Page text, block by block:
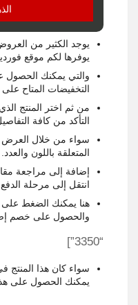
يوجد الكثير من
يوفرها لكم موقع
والتي يمكنك الحصول
التخفيضات المتاح على
من ثم اختر المنتج
التأكد من كافة
سواء من خلال العرض
المتعلقة باللون والعدد.
إضافة إلى مراجعة
انتقل إلى مرحلة الدفع.
هنا يمكنك الضغط
والحصول على خصم
“3350”]
سواء كان هذا المنتج
يمكنك الحصول على